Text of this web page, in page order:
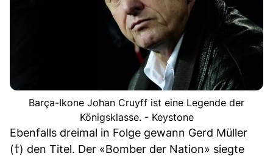
Barça-Ikone Johan Cruyff ist eine Legende der
Königsklasse. - Keystone
Ebenfalls dreimal in Folge gewann Gerd Müller
(†) den Titel. Der «Bomber der Nation» siegte